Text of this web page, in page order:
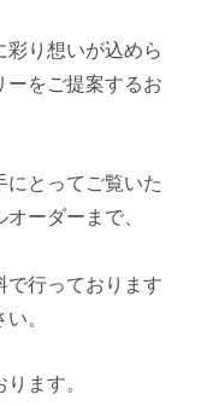
彩り想いが込めら
ーをご提案するお
にとってご覧いた
ーダーまで、
で行っております
。
ます。